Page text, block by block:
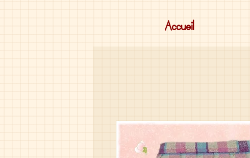
Accueil